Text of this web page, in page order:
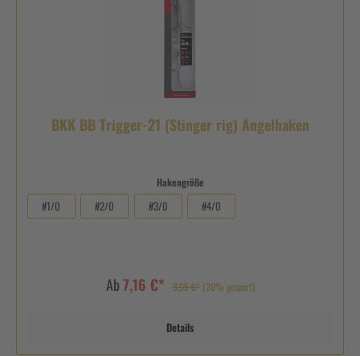
BKK BB Trigger-21 (Stinger rig) Angelhaken
Hakengröße
#1/0 #2/0 #3/0 #4/0
Ab7,16 €* 8,95 €* (20% gespart)
Details